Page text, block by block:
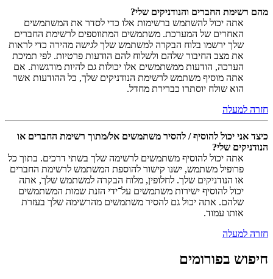
מהם רשימת החברים והנודניקים שלי?
אתה יכול להשתמש ברשימות אלו כדי לסדר את המשתמשים
האחרים של המערכת. משתמשים המתווספים לרשימת החברים
שלך ירשמו בלוח הבקרה למשתמש שלך לגישה מהירה כדי לראות
את מצב החיבור שלהם ולשלוח להם הודעות פרטיות. לפי תמיכת
הערכה, הודעות ממשתמשים אלו יכולות גם להיות מודגשות. אם
אתה מוסיף משתמש לרשימת הנודניקים שלך, כל ההודעות אשר
הוא שולח יוסתרו כברירת מחדל.
חזרה למעלה
כיצד אני יכול להוסיף / להסיר משתמשים אל/מתוך רשימת החברים או
הנודניקים שלי?
אתה יכול להוסיף משתמשים לרשימה שלך בשתי דרכים. בתוך כל
פרופיל משתמש, ישנו קישור להוספת המשתמש לרשימת החברים
או הנודניקים שלך. לחלופין, מלוח הבקרה למשתמש שלך, אתה
יכול להוסיף ישירות משתמשים על־ידי הזנת שמות המשתמשים
שלהם. אתה יכול גם להסיר משתמשים מהרשימה שלך בעזרת
אותו עמוד.
חזרה למעלה
חיפוש בפורומים